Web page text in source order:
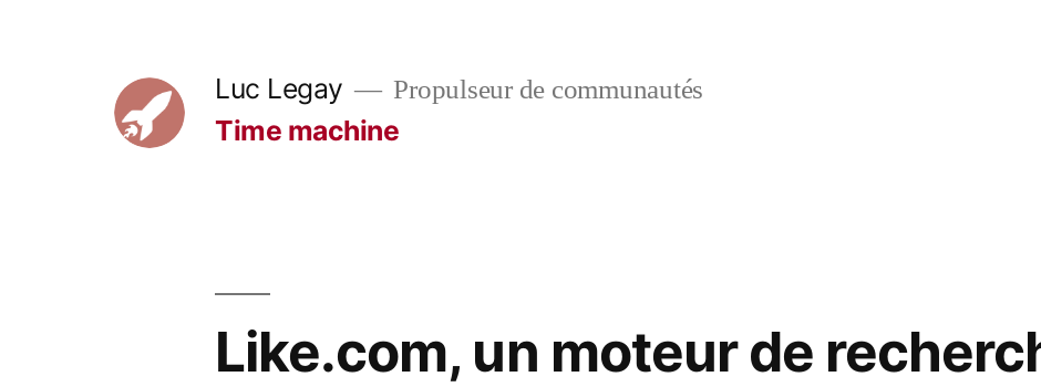
Luc Legay Propulseur de communautés
Time machine
Like.com, un moteur de